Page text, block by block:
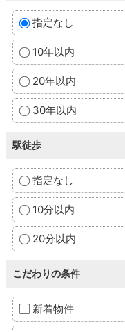
指定なし
10年以内
20年以内
30年以内
駅徒歩
指定なし
10分以内
20分以内
こだわりの条件
新着物件